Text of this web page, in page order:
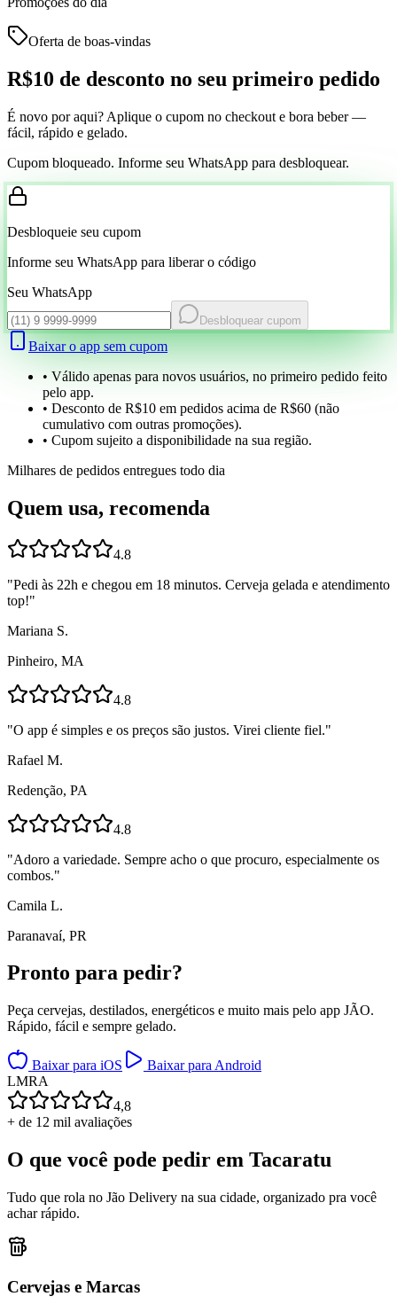
Oferta de boas-vindas
R$10 de desconto no seu primeiro pedido
É novo por aqui? Aplique o cupom no checkout e bora beber —
fácil, rápido e gelado.
Cupom bloqueado. Informe seu WhatsApp para desbloquear.
Desbloqueie seu cupom
Informe seu WhatsApp para liberar o código
Seu WhatsApp
Desbloquear cupom
Baixar o app sem cupom
• Válido apenas para novos usuários, no primeiro pedido feito
pelo app.
• Desconto de R$10 em pedidos acima de R$60 (não
cumulativo com outras promoções).
• Cupom sujeito a disponibilidade na sua região.
Milhares de pedidos entregues todo dia
Quem usa, recomenda
4.8
"Pedi às 22h e chegou em 18 minutos. Cerveja gelada e atendimento
top!"
Mariana S.
Pinheiro, MA
4.8
"O app é simples e os preços são justos. Virei cliente fiel."
Rafael M.
Redenção, PA
4.8
"Adoro a variedade. Sempre acho o que procuro, especialmente os
combos."
Camila L.
Paranavaí, PR
Pronto para pedir?
Peça cervejas, destilados, energéticos e muito mais pelo app JÃO.
Rápido, fácil e sempre gelado.
Baixar para iOS
Baixar para Android
LMRA
4,8
+ de 12 mil avaliações
O que você pode pedir em Tacaratu
Tudo que rola no Jão Delivery na sua cidade, organizado pra você
achar rápido.
Cervejas e Marcas